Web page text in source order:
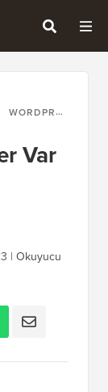
WORDPRESS 6.3'TE NELER VAR (ÖZELLIKLER VE EKRAN GÖRÜNTÜLERI)
Var
| Okuyucu